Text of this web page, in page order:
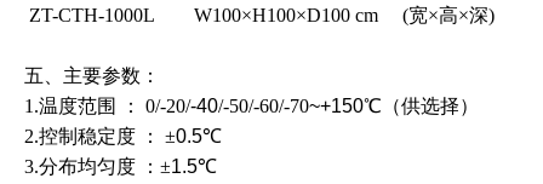
ZT-CTH-1000L
W100×H100×D100 cm (宽×高×深)
五、 主要参数：
1.温度范围 ： 0/-20/-40/-50/-60/-70~+150℃（供选择）
2.控制稳定度 ： ±0.5℃
3.分布均匀度 ： ±1.5℃